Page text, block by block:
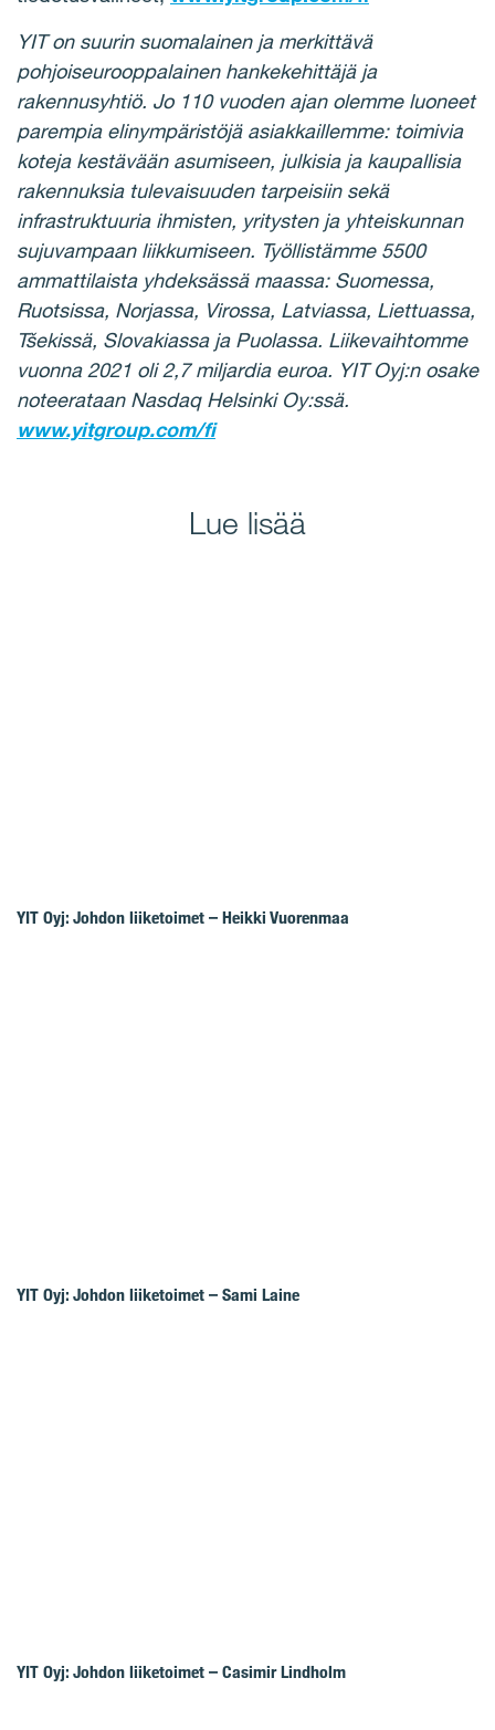
YIT on suurin suomalainen ja merkittävä
pohjoiseurooppalainen hankekehittäjä ja
rakennusyhtiö. Jo 110 vuoden ajan olemme luoneet
parempia elinympäristöjä asiakkaillemme: toimivia
koteja kestävään asumiseen, julkisia ja kaupallisia
rakennuksia tulevaisuuden tarpeisiin sekä
infrastruktuuria ihmisten, yritysten ja yhteiskunnan
sujuvampaan liikkumiseen. Työllistämme 5500
ammattilaista yhdeksässä maassa: Suomessa,
Ruotsissa, Norjassa, Virossa, Latviassa, Liettuassa,
Tšekissä, Slovakiassa ja Puolassa. Liikevaihtomme
vuonna 2021 oli 2,7 miljardia euroa. YIT Oyj:n osake
noteerataan Nasdaq Helsinki Oy:ssä.
www.yitgroup.com/fi
Lue lisää
YIT Oyj: Johdon liiketoimet – Heikki Vuorenmaa
YIT Oyj: Johdon liiketoimet – Sami Laine
YIT Oyj: Johdon liiketoimet – Casimir Lindholm